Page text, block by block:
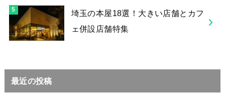
埼玉の本屋18選！大きい店舗とカフ
ェ併設店舗特集
最近の投稿